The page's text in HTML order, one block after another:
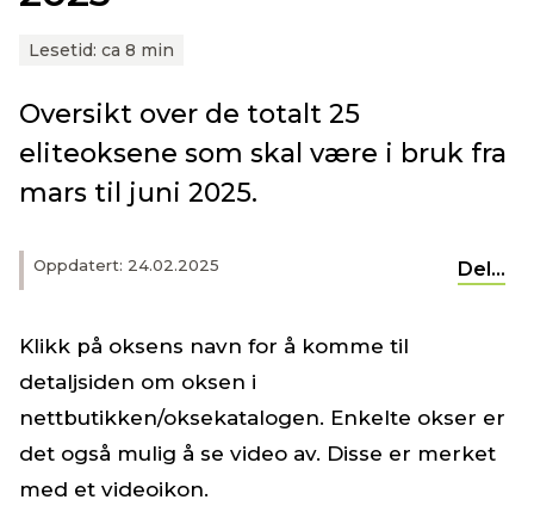
Lesetid: ca 8 min
Oppdatert: 24.02.2025 Del...
Oversikt over de totalt 25
eliteoksene som skal være i bruk fra
mars til juni 2025.
Klikk på oksens navn for å komme til
detaljsiden om oksen i
nettbutikken/oksekatalogen. Enkelte okser er
det også mulig å se video av. Disse er merket
med et videoikon.